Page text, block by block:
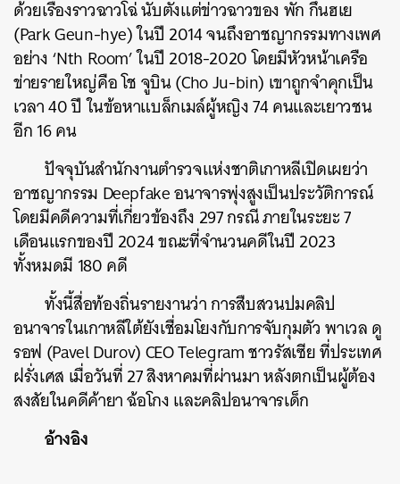
ด้วยเรื่องราวฉาวโฉ่ นับตั้งแต่ข่าวฉาวของ พัก กึนฮเย
(Park Geun-hye) ในปี 2014 จนถึงอาชญากรรมทางเพศ
อย่าง ‘Nth Room’ในปี 2018-2020 โดยมีหัวหน้าเครือ
ข่ายรายใหญ่คือ โช จูบิน (Cho Ju-bin) เขาถูกจำคุกเป็น
เวลา 40 ปี ในข้อหาแบล็กเมล์ผู้หญิง 74 คนและเยาวชน
อีก 16 คน
ปัจจุบันสำนักงานตำรวจแห่งชาติเกาหลีเปิดเผยว่า
อาชญากรรม Deepfake อนาจารพุ่งสูงเป็นประวัติการณ์
โดยมีคดีความที่เกี่ยวข้องถึง 297 กรณี ภายในระยะ 7
เดือนแรกของปี 2024 ขณะที่จำนวนคดีในปี 2023
ทั้งหมดมี 180 คดี
ทั้งนี้สื่อท้องถิ่นรายงานว่า การสืบสวนปมคลิป
อนาจารในเกาหลีใต้ยังเชื่อมโยงกับการจับกุมตัว พาเวล ดู
รอฟ (Pavel Durov) CEO Telegram ชาวรัสเซีย ที่ประเทศ
ฝรั่งเศส เมื่อวันที่ 27 สิงหาคมที่ผ่านมา หลังตกเป็นผู้ต้อง
สงสัยในคดีค้ายา ฉ้อโกง และคลิปอนาจารเด็ก
อ้างอิง
SHARE